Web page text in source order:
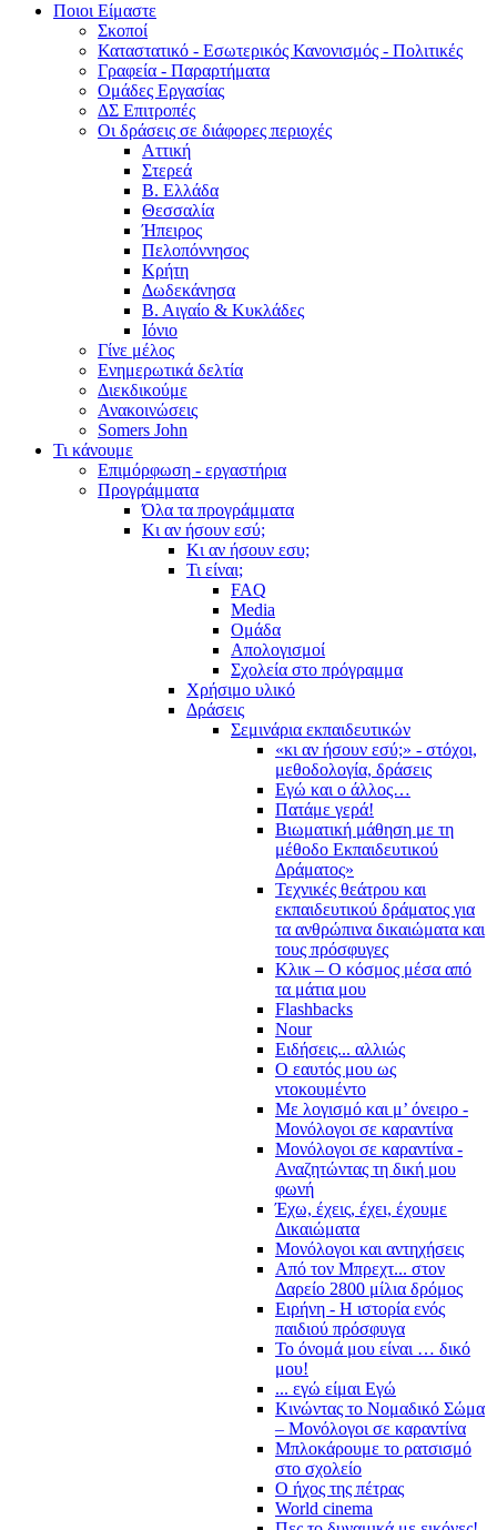
Ποιοι Είμαστε
Σκοποί
Καταστατικό - Εσωτερικός Κανονισμός - Πολιτικές
Γραφεία - Παραρτήματα
Ομάδες Εργασίας
ΔΣ Επιτροπές
Οι δράσεις σε διάφορες περιοχές
Αττική
Στερεά
Β. Ελλάδα
Θεσσαλία
Ήπειρος
Πελοπόννησος
Κρήτη
Δωδεκάνησα
Β. Αιγαίο & Κυκλάδες
Ιόνιο
Γίνε μέλος
Ενημερωτικά δελτία
Διεκδικούμε
Ανακοινώσεις
Somers John
Τι κάνουμε
Επιμόρφωση - εργαστήρια
Προγράμματα
Όλα τα προγράμματα
Κι αν ήσουν εσύ;
Κι αν ήσουν εσυ;
Τι είναι;
FAQ
Media
Ομάδα
Απολογισμοί
Σχολεία στο πρόγραμμα
Χρήσιμο υλικό
Δράσεις
Σεμινάρια εκπαιδευτικών
«κι αν ήσουν εσύ;» - στόχοι,
μεθοδολογία, δράσεις
Εγώ και ο άλλος…
Πατάμε γερά!
Βιωματική μάθηση με τη
μέθοδο Εκπαιδευτικού
Δράματος»
Τεχνικές θεάτρου και
εκπαιδευτικού δράματος για
τα ανθρώπινα δικαιώματα και
τους πρόσφυγες
Κλικ – Ο κόσμος μέσα από
τα μάτια μου
Flashbacks
Nour
Ειδήσεις... αλλιώς
Ο εαυτός μου ως
ντοκουμέντο
Με λογισμό και μ’ όνειρο -
Μονόλογοι σε καραντίνα
Μονόλογοι σε καραντίνα -
Αναζητώντας τη δική μου
φωνή
Έχω, έχεις, έχει, έχουμε
Δικαιώματα
Μονόλογοι και αντηχήσεις
Από τον Μπρεχτ... στον
Δαρείο 2800 μίλια δρόμος
Ειρήνη - Η ιστορία ενός
παιδιού πρόσφυγα
Το όνομά μου είναι … δικό
μου!
... εγώ είμαι Εγώ
Κινώντας το Νομαδικό Σώμα
– Μονόλογοι σε καραντίνα
Μπλοκάρουμε το ρατσισμό
στο σχολείο
Ο ήχος της πέτρας
World cinema